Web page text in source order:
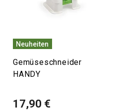
Neuheiten
Gemüseschneider
HANDY
17,90 €